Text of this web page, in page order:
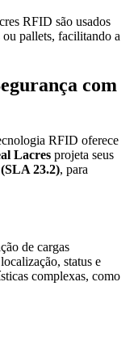
RFID são usados
pallets, facilitando a
com
RFID oferece
Lacres projeta seus
23.2), para
de cargas
status e
complexas, como